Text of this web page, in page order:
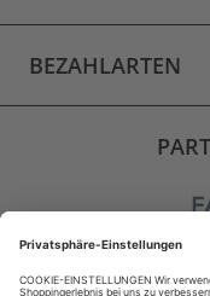
BEZAHLARTEN